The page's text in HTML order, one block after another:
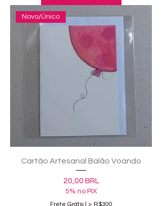
Novo/Único
Cartão Artesanal Balão Voando
Precio
20,00 BRL
5% no PIX
Frete Grátis | > R$300